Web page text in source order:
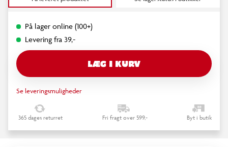
På lager online (100+)
Levering fra 39,-
LÆG I KURV
Se leveringsmuligheder
365 dages returret Fri fragt over 599,- Byt i butik